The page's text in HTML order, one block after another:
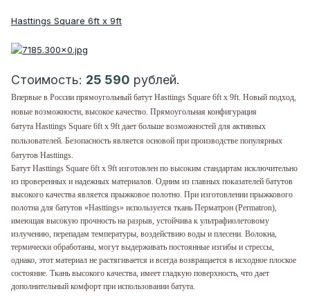
Hasttings Square 6ft х 9ft
Стоимость: 25 590 рублей.
Впервые в России прямоугольный батут Hasttings Square 6ft х 9ft. Новый подход,
новые возможности, высокое качество. Прямоугольная конфигурация
батута Hasttings Square 6ft х 9ft дает больше возможностей для активных
пользователей. Безопасность является основой при производстве популярных
батутов Hasttings.
Батут Hasttings Square 6ft х 9ft изготовлен по высоким стандартам исключительно
из проверенных и надежных материалов. Одним из главных показателей батутов
высокого качества является прыжковое полотно. При изготовлении прыжкового
полотна для батутов «Hasttings» используется ткань Перматрон (Permatron),
имеющая высокую прочность на разрыв, устойчива к ультрафиолетовому
излучению, перепадам температуры, воздействию воды и плесени. Волокна,
термически обработаны, могут выдерживать постоянные изгибы и стрессы,
однако, этот материал не растягивается и всегда возвращается в исходное плоское
состояние. Ткань высокого качества, имеет гладкую поверхность, что дает
дополнительный комфорт при использовании батута.